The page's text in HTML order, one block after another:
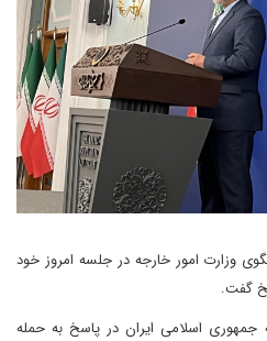
وزارت امور خارجه در جلسه امروز خود
گفت.
جمهوری اسلامی ایران در پاسخ به حمله